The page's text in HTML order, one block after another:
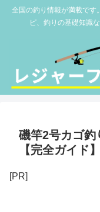
全国の釣り情報が満載です
ピ、釣りの基礎知識
磯竿2号カゴ釣
【完全ガイド】
[PR]